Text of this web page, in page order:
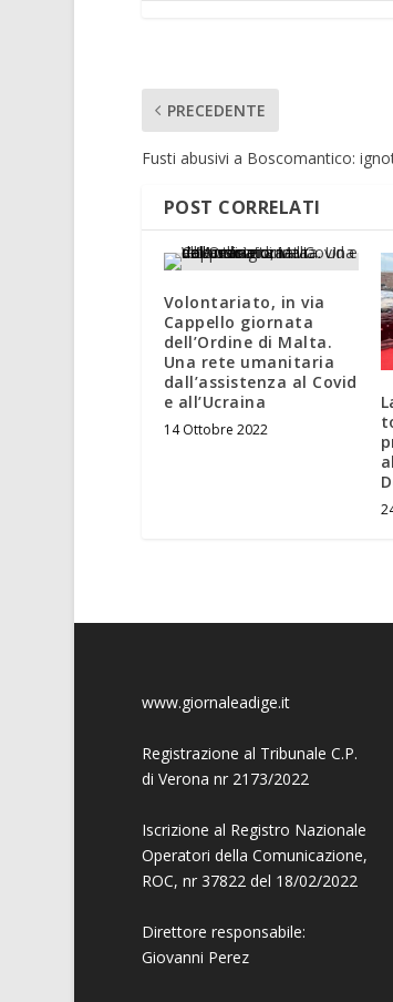
PRECEDENTE
Fusti abusivi a Boscomantico:
POST CORRELATI
Volontariato, in via
Cappello giornata
dell’Ordine di Malta.
Una rete umanitaria
dall’assistenza al Covid
e all’Ucraina
14 Ottobre 2022
www.giornaleadige.it
Registrazione al Tribunale C.P.
di Verona nr 2173/2022
Iscrizione al Registro Nazionale
Operatori della Comunicazione,
ROC, nr 37822 del 18/02/2022
Direttore responsabile:
Giovanni Perez